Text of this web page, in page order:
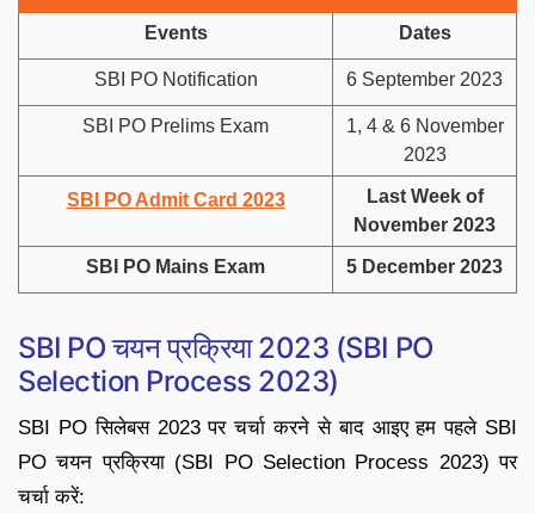
Events Dates
SBI PO Notification 6 September 2023
SBI PO Prelims Exam
1, 4 & 6 November
2023
SBI PO Admit Card 2023
Last Week of
November 2023
SBI PO Mains Exam 5 December 2023
SBI PO चयन प्रक्रिया 2023 (SBI PO
Selection Process 2023)
SBI PO सिलेबस 2023 पर चर्चा करने से बाद आइए हम पहले SBI
PO चयन प्रक्रिया (SBI PO Selection Process 2023) पर
चर्चा करें: